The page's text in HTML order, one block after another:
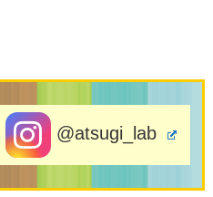
@atsugi_lab